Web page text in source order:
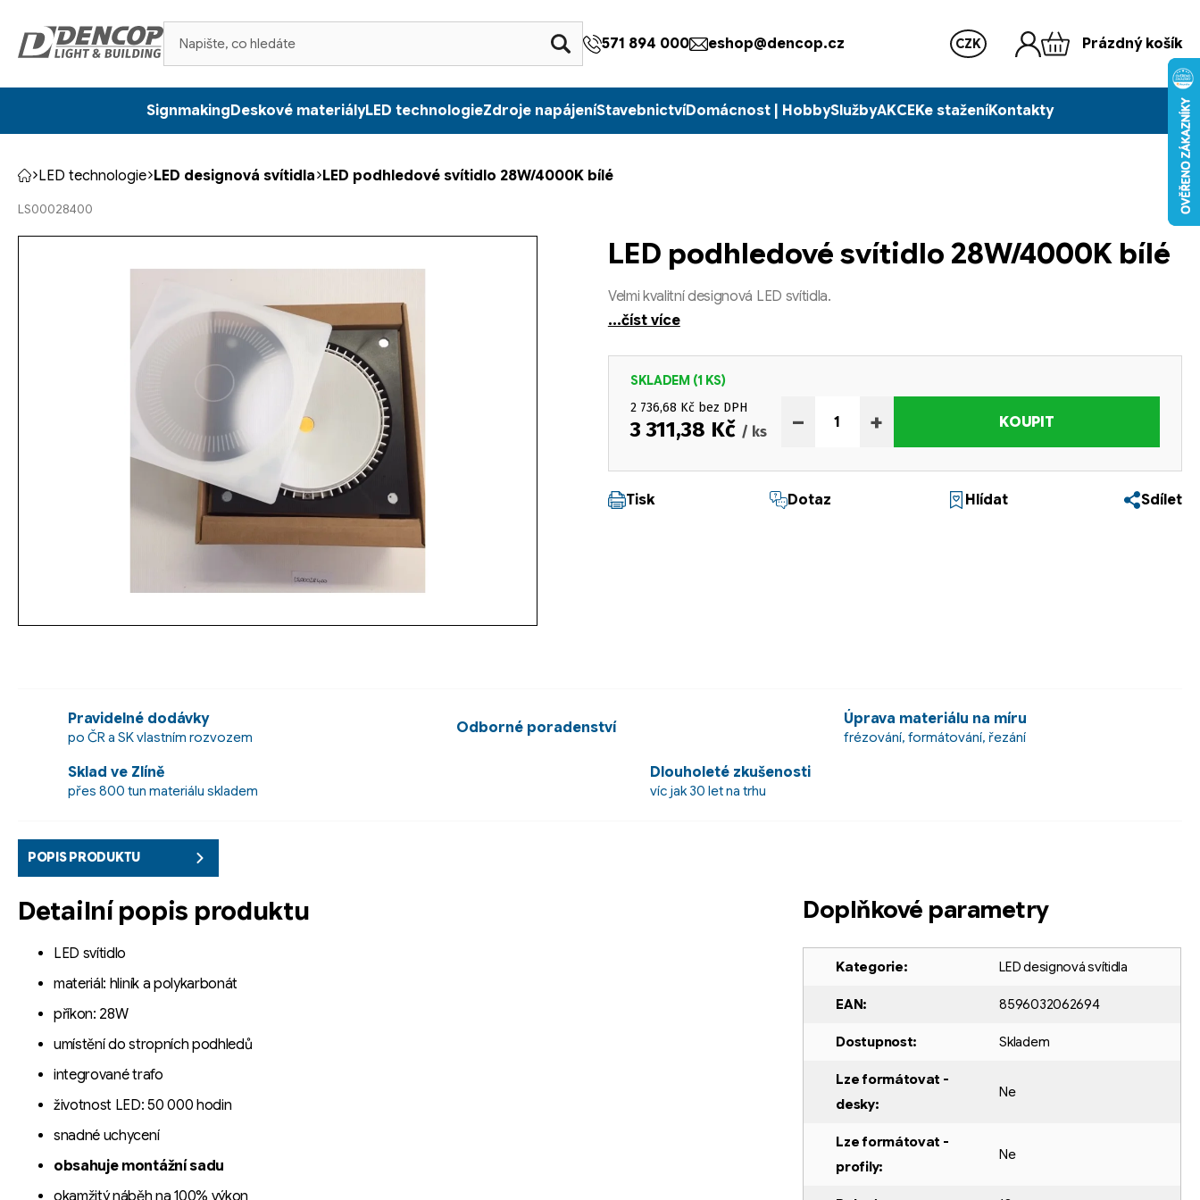
obsah
571 894 000 eshop@dencop.cz CZK Prázdný košík
SignmakingDeskové materiályLED technologieZdroje napájeníStavebnictvíDomácnost | HobbySlužbyAKCEKe staženíKontakty
Domů
LED technologie LED designová svítidla LED podhledové svítidlo 28W/4000K bílé
LS00028400
LED podhledové svítidlo 28W/4000K bílé
SKLADEM (1 KS)
3 311,38 Kč / ks
2 736,68 Kč bez DPH
+
− KOUPIT
Velmi kvalitní designová LED svítidla.
...číst více
Tisk Dotaz Hlídat Sdílet
Pravidelné dodávky
po ČR a SK vlastním rozvozem
Odborné poradenství
Úprava materiálu na míru
frézování, formátování, řezání
Sklad ve Zlíně
přes 800 tun materiálu skladem
Dlouholeté zkušenosti
víc jak 30 let na trhu
POPIS PRODUKTU
Detailní popis produktu
LED svítidlo
materiál: hliník a polykarbonát
příkon: 28W
umístění do stropních podhledů
integrované trafo
životnost LED: 50 000 hodin
snadné uchycení
obsahuje montážní sadu
okamžitý náběh na 100% výkon
Doplňkové parametry
Kategorie: LED designová svítidla
EAN: 8596032062694
Dostupnost: Skladem
Lze formátovat -
desky:
Ne
Lze formátovat -
profily:
Ne